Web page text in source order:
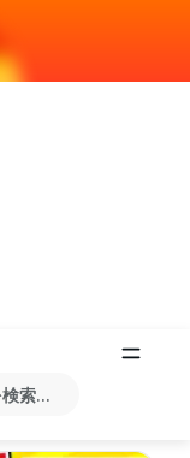
索...
出